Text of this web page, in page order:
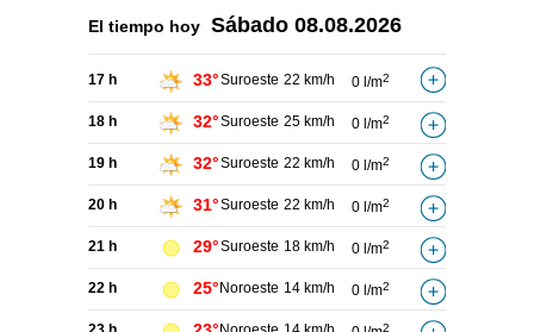
El tiempo hoy Sábado 08.08.2026
17 h 33°Suroeste 22 km/h 0 l/m2
18 h 32°Suroeste 25 km/h 0 l/m2
19 h 32°Suroeste 22 km/h 0 l/m2
20 h 31°Suroeste 22 km/h 0 l/m2
21 h 29°Suroeste 18 km/h 0 l/m2
22 h 25° Noroeste 14 km/h 0 l/m2
2